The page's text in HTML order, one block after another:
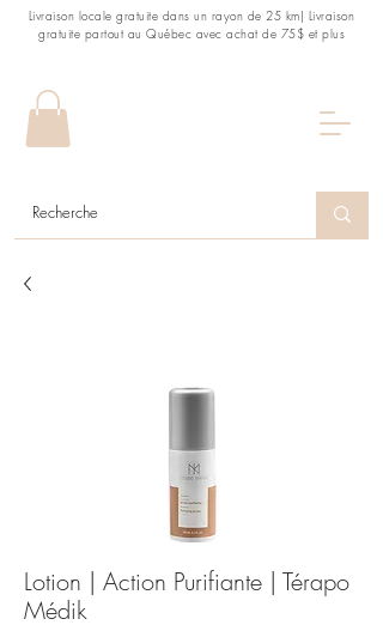
Livraison locale gratuite dans un rayon de 25 km| Livraison
gratuite partout au Québec avec achat de 75$ et plus
Lotion | Action Purifiante | Térapo
Médik